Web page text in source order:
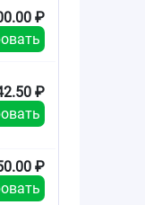
₽
₽
₽